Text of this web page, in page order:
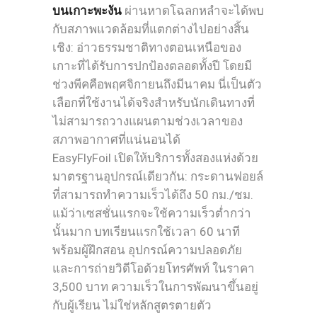
บนเกาะพะงัน ผ่านหาดโฉลกหลำจะได้พบ
กับสภาพแวดล้อมที่แตกต่างไปอย่างสิ้น
เชิง: อ่าวธรรมชาติทางตอนเหนือของ
เกาะที่ได้รับการปกป้องตลอดทั้งปี โดยมี
ช่วงพีคคือพฤศจิกายนถึงมีนาคม นี่เป็นตัว
เลือกที่ใช้งานได้จริงสำหรับนักเดินทางที่
ไม่สามารถวางแผนตามช่วงเวลาของ
สภาพอากาศที่แน่นอนได้
EasyFlyFoil เปิดให้บริการทั้งสองแห่งด้วย
มาตรฐานอุปกรณ์เดียวกัน: กระดานฟอยล์
ที่สามารถทำความเร็วได้ถึง 50 กม./ชม.
แม้ว่าเซสชั่นแรกจะใช้ความเร็วต่ำกว่า
นั้นมาก บทเรียนแรกใช้เวลา 60 นาที
พร้อมผู้ฝึกสอน อุปกรณ์ความปลอดภัย
และการถ่ายวิดีโอด้วยโทรศัพท์ ในราคา
3,500 บาท ความเร็วในการพัฒนาขึ้นอยู่
กับผู้เรียน ไม่ใช่หลักสูตรตายตัว